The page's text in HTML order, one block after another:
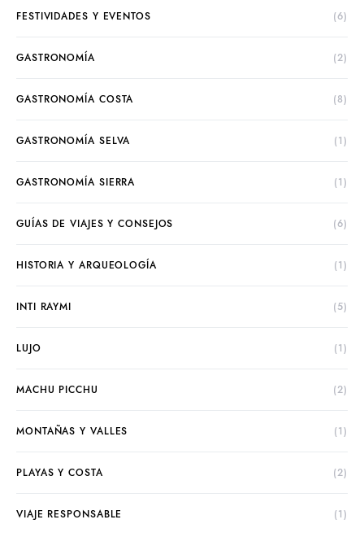
FESTIVIDADES Y EVENTOS (6)
GASTRONOMÍA (2)
GASTRONOMÍA COSTA (8)
GASTRONOMÍA SELVA (1)
GASTRONOMÍA SIERRA (1)
GUÍAS DE VIAJES Y CONSEJOS (6)
HISTORIA Y ARQUEOLOGÍA (1)
INTI RAYMI (5)
LUJO (1)
MACHU PICCHU (2)
MONTAÑAS Y VALLES (1)
PLAYAS Y COSTA (2)
VIAJE RESPONSABLE (1)